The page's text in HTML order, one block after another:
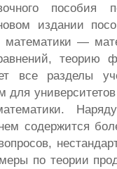
пособия
издании
математики —
теорию
все разделы
университетов
содержится
по теории